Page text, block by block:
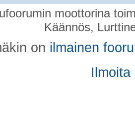
moottorina
Käännös,
on ilmainen